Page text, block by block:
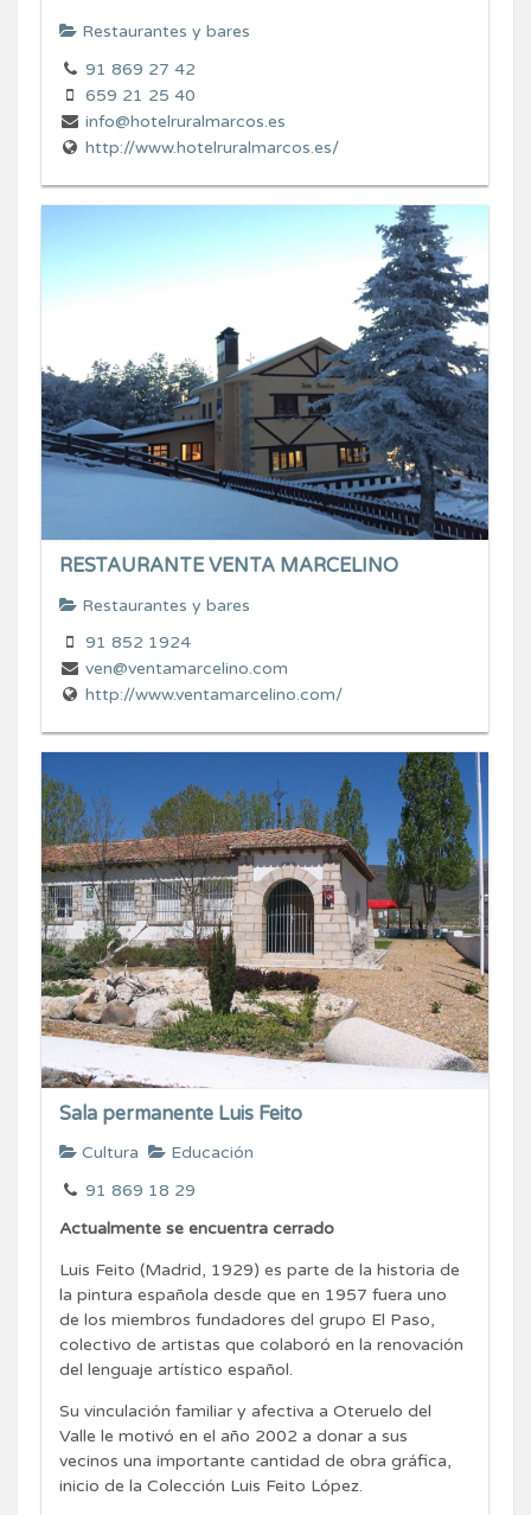
Restaurantes y bares
91 869 27 42
659 21 25 40
info@hotelruralmarcos.es
http://www.hotelruralmarcos.es/
RESTAURANTE VENTA MARCELINO
Restaurantes y bares
91 852 1924
ven@ventamarcelino.com
http://www.ventamarcelino.com/
Sala permanente Luis Feito
Cultura
Educación
91 869 18 29
Actualmente se encuentra cerrado
Luis Feito (Madrid, 1929) es parte de la historia de
la pintura española desde que en 1957 fuera uno
de los miembros fundadores del grupo El Paso,
colectivo de artistas que colaboró en la renovación
del lenguaje artístico español.
Su vinculación familiar y afectiva a Oteruelo del
Valle le motivó en el año 2002 a donar a sus
vecinos una importante cantidad de obra gráfica,
inicio de la Colección Luis Feito López.